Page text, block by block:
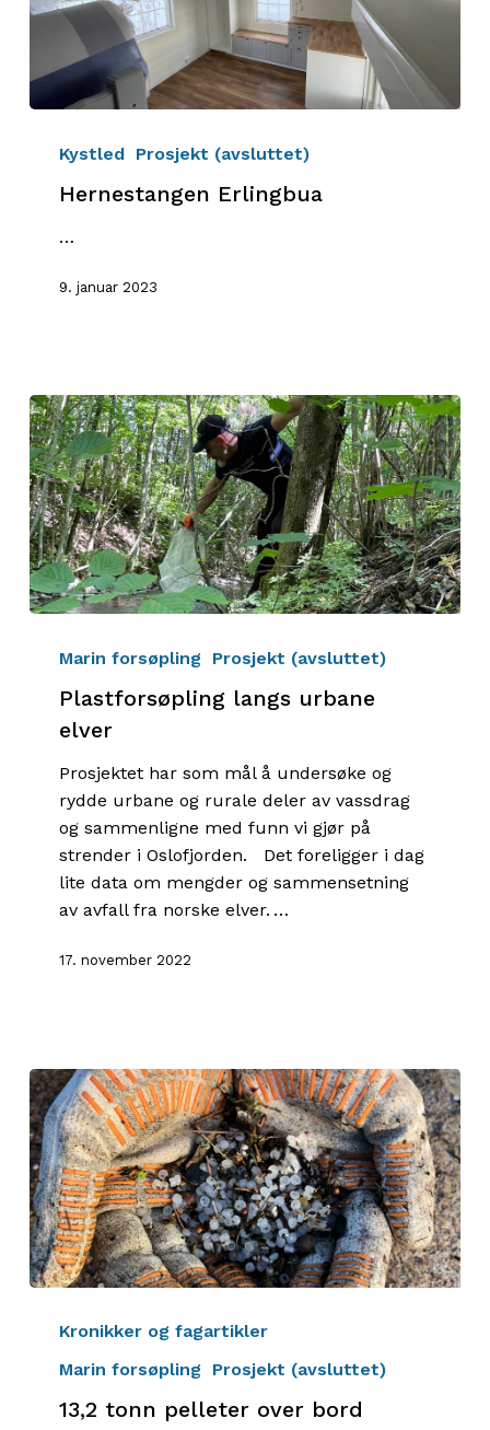
Erlingbua
Kystled Prosjekt (avsluttet)
Hernestangen Erlingbua
…
9. januar 2023
langs
elver
Marin forsøpling Prosjekt (avsluttet)
Plastforsøpling langs urbane
elver
Prosjektet har som mål å undersøke og
rydde urbane og rurale deler av vassdrag
og sammenligne med funn vi gjør på
strender i Oslofjorden. Det foreligger i dag
lite data om mengder og sammensetning
av avfall fra norske elver. …
17. november 2022
tonn
over
bord
Kronikker og fagartikler
Marin forsøpling
Prosjekt (avsluttet)
13,2 tonn pelleter over bord